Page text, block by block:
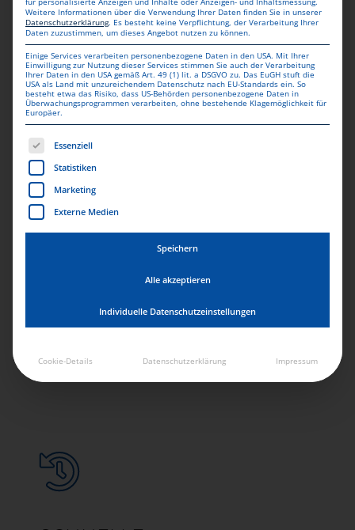
KOSTENLOSE
LIEFERUNG
Weitere Informationen über die Verwendung Ihrer Daten finden Sie in unserer
Datenschutzerklärung. Es besteht keine Verpflichtung, der Verarbeitung Ihrer
Daten zuzustimmen, um dieses Angebot nutzen zu können.
Einige Services verarbeiten personenbezogene Daten in den USA. Mit Ihrer
Einwilligung zur Nutzung dieser Services stimmen Sie auch der Verarbeitung
Ihrer Daten in den USA gemäß Art. 49 (1) lit. a DSGVO zu. Das EuGH stuft die
USA als Land mit unzureichendem Datenschutz nach EU-Standards ein. So
besteht etwa das Risiko, dass US-Behörden personenbezogene Daten in
Überwachungsprogrammen verarbeiten, ohne bestehende Klagemöglichkeit für
Europäer.
Es folgt eine Liste der Service-Gruppen, für die eine
Essenziell
Statistiken
Marketing
Externe Medien
Speichern
Alle akzeptieren
Individuelle Datenschutzeinstellungen
Cookie-Details Datenschutzerklärung Impressum